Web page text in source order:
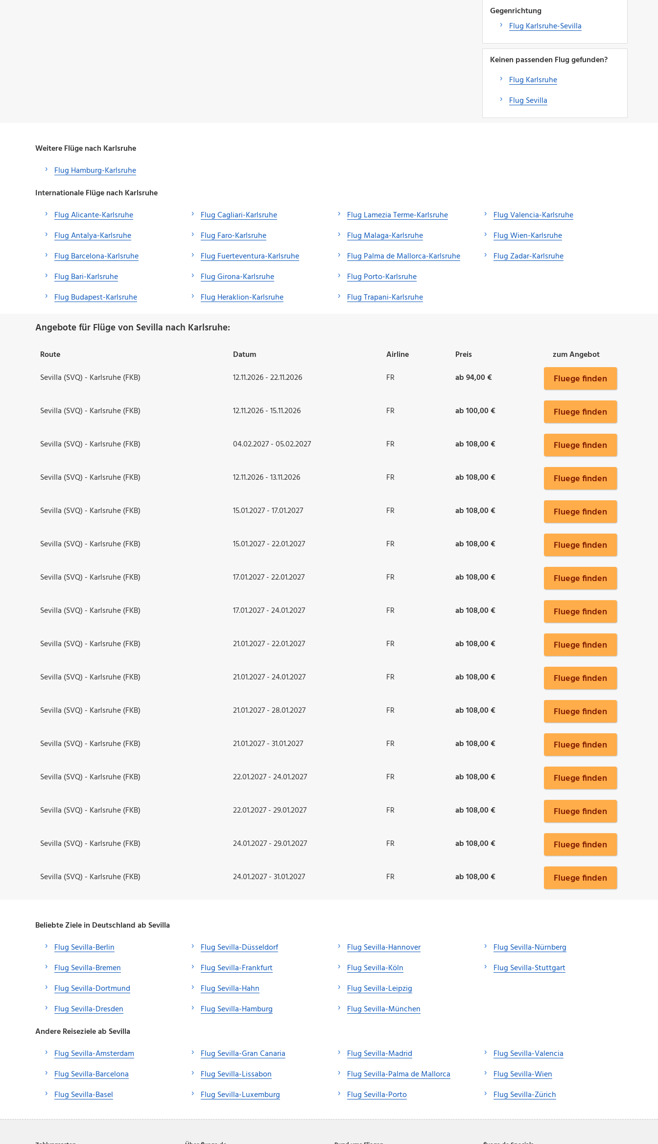
Gegenrichtung
Flug Karlsruhe-Sevilla
Keinen passenden Flug gefunden?
Flug Karlsruhe
Flug Sevilla
Weitere Flüge nach Karlsruhe
Flug Hamburg-Karlsruhe
Internationale Flüge nach Karlsruhe
Flug Alicante-Karlsruhe
Flug Antalya-Karlsruhe
Flug Barcelona-Karlsruhe
Flug Bari-Karlsruhe
Flug Budapest-Karlsruhe
Flug Cagliari-Karlsruhe
Flug Faro-Karlsruhe
Flug Fuerteventura-Karlsruhe
Flug Girona-Karlsruhe
Flug Heraklion-Karlsruhe
Flug Lamezia Terme-Karlsruhe
Flug Malaga-Karlsruhe
Flug Palma de Mallorca-Karlsruhe
Flug Porto-Karlsruhe
Flug Trapani-Karlsruhe
Flug Valencia-Karlsruhe
Flug Wien-Karlsruhe
Flug Zadar-Karlsruhe
Angebote für Flüge von Sevilla nach Karlsruhe:
Route Datum Airline Preis
zum Angebot
Sevilla (SVQ) - Karlsruhe (FKB)
12.11.2026 - 22.11.2026 FR ab 94,00 € Fluege finden
Sevilla (SVQ) - Karlsruhe (FKB) 12.11.2026 - 15.11.2026 FR ab 100,00 € Fluege finden
Sevilla (SVQ) - Karlsruhe (FKB) 04.02.2027 - 05.02.2027 FR ab 108,00 € Fluege finden
Sevilla (SVQ) - Karlsruhe (FKB) 12.11.2026 - 13.11.2026 FR ab 108,00 € Fluege finden
Sevilla (SVQ) - Karlsruhe (FKB) 15.01.2027 - 17.01.2027 FR ab 108,00 € Fluege finden
Sevilla (SVQ) - Karlsruhe (FKB) 15.01.2027 - 22.01.2027 FR ab 108,00 € Fluege finden
Sevilla (SVQ) - Karlsruhe (FKB) 17.01.2027 - 22.01.2027 FR ab 108,00 € Fluege finden
Sevilla (SVQ) - Karlsruhe (FKB) 17.01.2027 - 24.01.2027 FR ab 108,00 € Fluege finden
Sevilla (SVQ) - Karlsruhe (FKB) 21.01.2027 - 22.01.2027 FR ab 108,00 € Fluege finden
Sevilla (SVQ) - Karlsruhe (FKB) 21.01.2027 - 24.01.2027 FR ab 108,00 € Fluege finden
Sevilla (SVQ) - Karlsruhe (FKB) 21.01.2027 - 28.01.2027 FR ab 108,00 € Fluege finden
Sevilla (SVQ) - Karlsruhe (FKB) 21.01.2027 - 31.01.2027 FR ab 108,00 € Fluege finden
Sevilla (SVQ) - Karlsruhe (FKB) 22.01.2027 - 24.01.2027 FR ab 108,00 € Fluege finden
Sevilla (SVQ) - Karlsruhe (FKB) 22.01.2027 - 29.01.2027 FR ab 108,00 € Fluege finden
Sevilla (SVQ) - Karlsruhe (FKB) 24.01.2027 - 29.01.2027 FR ab 108,00 € Fluege finden
Sevilla (SVQ) - Karlsruhe (FKB) 24.01.2027 - 31.01.2027 FR ab 108,00 € Fluege finden
Beliebte Ziele in Deutschland ab Sevilla
Flug Sevilla-Berlin
Flug Sevilla-Bremen
Flug Sevilla-Dortmund
Flug Sevilla-Dresden
Flug Sevilla-Düsseldorf
Flug Sevilla-Frankfurt
Flug Sevilla-Hahn
Flug Sevilla-Hamburg
Flug Sevilla-Hannover
Flug Sevilla-Köln
Flug Sevilla-Leipzig
Flug Sevilla-München
Flug Sevilla-Nürnberg
Flug Sevilla-Stuttgart
Andere Reiseziele ab Sevilla
Flug Sevilla-Amsterdam
Flug Sevilla-Barcelona
Flug Sevilla-Basel
Flug Sevilla-Gran Canaria
Flug Sevilla-Lissabon
Flug Sevilla-Luxemburg
Flug Sevilla-Madrid
Flug Sevilla-Palma de Mallorca
Flug Sevilla-Porto
Flug Sevilla-Valencia
Flug Sevilla-Wien
Flug Sevilla-Zürich